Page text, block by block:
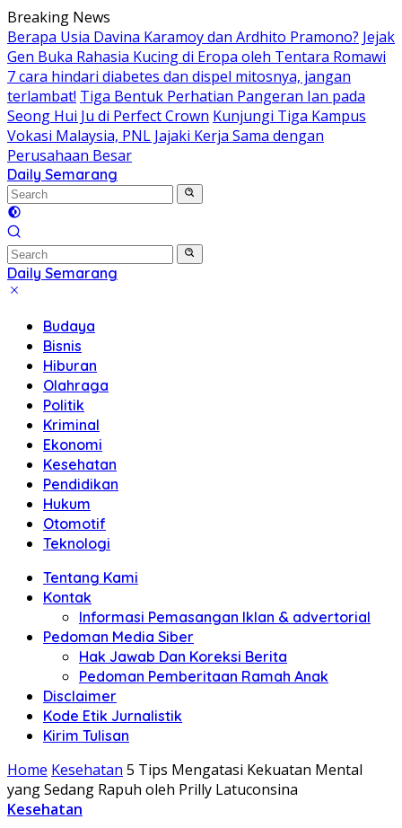
Skip
to
content
Breaking News
Berapa Usia Davina Karamoy dan Ardhito Pramono? Jejak
Gen Buka Rahasia Kucing di Eropa oleh Tentara Romawi
7 cara hindari diabetes dan dispel mitosnya, jangan
terlambat! Tiga Bentuk Perhatian Pangeran Ian pada
Seong Hui Ju di Perfect Crown Kunjungi Tiga Kampus
Vokasi Malaysia, PNL Jajaki Kerja Sama dengan
Perusahaan Besar
Daily Semarang
"Semarang
Hari
Ini:
Informasi
Terkini
untuk
Daily Semarang
"Semarang
Informasi
Terkini
untuk
Anda"
Budaya
Bisnis
Hiburan
Olahraga
Politik
Kriminal
Ekonomi
Kesehatan
Pendidikan
Hukum
Otomotif
Teknologi
Tentang Kami
Kontak
Informasi Pemasangan Iklan & advertorial
Pedoman Media Siber
Hak Jawab Dan Koreksi Berita
Pedoman Pemberitaan Ramah Anak
Disclaimer
Kode Etik Jurnalistik
Kirim Tulisan
Home Kesehatan 5 Tips Mengatasi Kekuatan Mental
yang Sedang Rapuh oleh Prilly Latuconsina
Kesehatan